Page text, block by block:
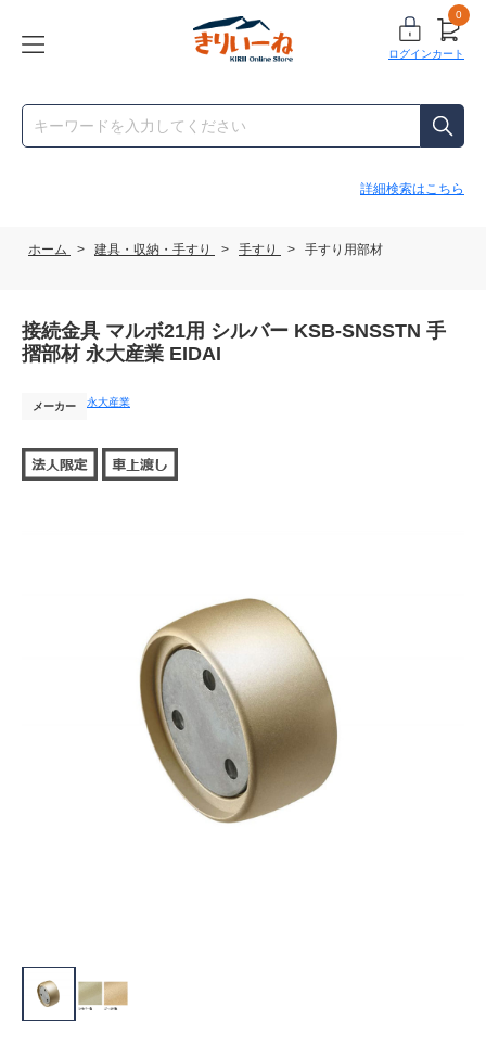
ログイン
0
カート
詳細検索はこちら
ホーム > 建具・収納・手すり > 手すり > 手すり用部材
接続金具 マルボ21用 シルバー KSB-SNSSTN 手
摺部材 永大産業 EIDAI
メーカー 永大産業